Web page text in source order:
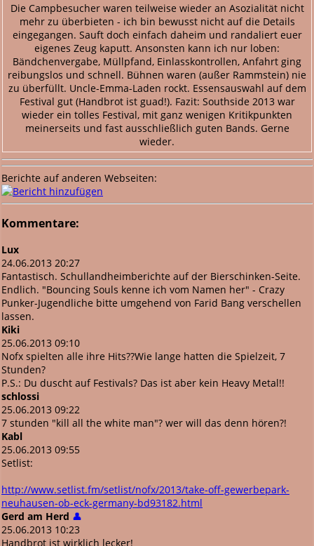
Die Campbesucher waren teilweise wieder an Asozialität nicht
mehr zu überbieten - ich bin bewusst nicht auf die Details
eingegangen. Sauft doch einfach daheim und randaliert euer
eigenes Zeug kaputt. Ansonsten kann ich nur loben:
Bändchenvergabe, Müllpfand, Einlasskontrollen, Anfahrt ging
reibungslos und schnell. Bühnen waren (außer Rammstein) nie
zu überfüllt. Uncle-Emma-Laden rockt. Essensauswahl auf dem
Festival gut (Handbrot ist guad!). Fazit: Southside 2013 war
wieder ein tolles Festival, mit ganz wenigen Kritikpunkten
meinerseits und fast ausschließlich guten Bands. Gerne
wieder.
Berichte auf anderen Webseiten:
Kommentare:
Lux
24.06.2013 20:27
Fantastisch. Schullandheimberichte auf der Bierschinken-Seite.
Endlich. "Bouncing Souls kenne ich vom Namen her" - Crazy
Punker-Jugendliche bitte umgehend von Farid Bang verschellen
lassen.
Kiki
25.06.2013 09:10
Nofx spielten alle ihre Hits??Wie lange hatten die Spielzeit, 7
Stunden?
P.S.: Du duscht auf Festivals? Das ist aber kein Heavy Metal!!
schlossi
25.06.2013 09:22
7 stunden "kill all the white man"? wer will das denn hören?!
Kabl
25.06.2013 09:55
Setlist:
http://www.setlist.fm/setlist/nofx/2013/take-off-gewerbepark-
neuhausen-ob-eck-germany-bd93182.html
Gerd am Herd 👤
25.06.2013 10:23
Handbrot ist wirklich lecker!